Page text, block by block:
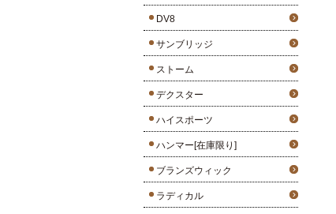
DV8
サンブリッジ
ストーム
デクスター
ハイスポーツ
ハンマー[在庫限り]
ブランズウィック
ラディカル